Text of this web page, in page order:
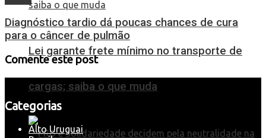
Lei garante frete mínimo no transporte de
cargas; saiba o que muda
Diagnóstico tardio dá poucas chances de cura
para o câncer de pulmão
Comente este post
Categorias
Alto Uruguai